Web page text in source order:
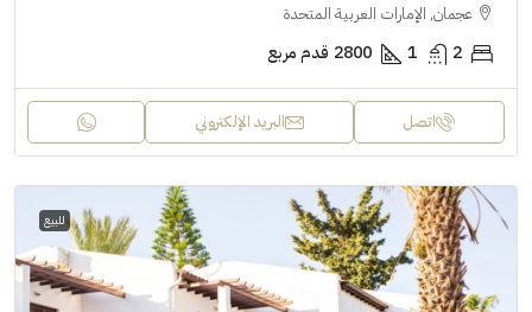
عجمان, الإمارات العربية المتحدة
2
1
2800 قدم مربع
اتصل البريد الإلكتروني
للبيع